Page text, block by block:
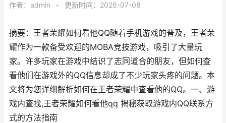
作者： admin • 更新时间：2026-07-08
摘要：王者荣耀如何看他QQ随着手机游戏的普及，王者荣
耀作为一款备受欢迎的MOBA竞技游戏，吸引了大量玩
家。许多玩家在游戏中结识了志同道合的朋友，但如何查
看他们在游戏外的QQ信息却成了不少玩家头疼的问题。本
文将为您详细解析如何在王者荣耀中查看他的QQ。一、游
戏内查找,王者荣耀如何看他qq 揭秘获取游戏内QQ联系方
式的方法指南